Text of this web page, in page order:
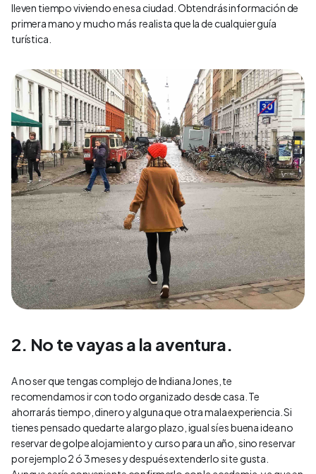
lleven tiempo viviendo en esa ciudad. Obtendrás información de
primera mano y mucho más realista que la de cualquier guía
turística.
2. No te vayas a la aventura.
A no ser que tengas complejo de Indiana Jones, te
recomendamos ir con todo organizado desde casa. Te
ahorrarás tiempo, dinero y alguna que otra mala experiencia. Si
tienes pensado quedarte a largo plazo, igual sí es buena idea no
reservar de golpe alojamiento y curso para un año, sino reservar
por ejemplo 2 ó 3 meses y después extenderlo si te gusta.